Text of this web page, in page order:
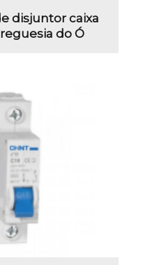
disjuntor caixa
do Ó